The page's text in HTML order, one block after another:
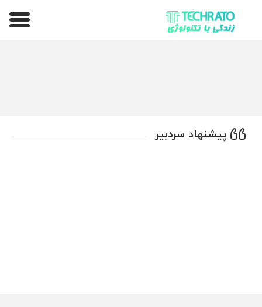
تکراتو – زندگی با تکنولوژی
پیشنهاد سردبیر